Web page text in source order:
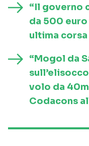
“Il governo
da 500 euro
ultima
“Mogol da
volo da
Codacons